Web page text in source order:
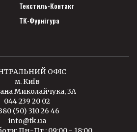
Текстиль-Контакт
ТК-Фурнітура
ОФІС
м. Київ
Миколайчука, 3А
044 239 20 02
(50) 310 26 46
info@tk.ua